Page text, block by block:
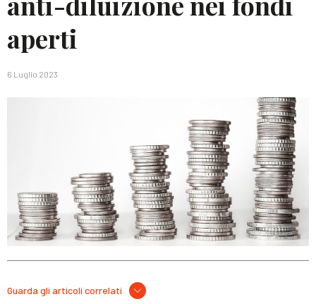
aperti
6 Luglio 2023
Guarda gli articoli correlati